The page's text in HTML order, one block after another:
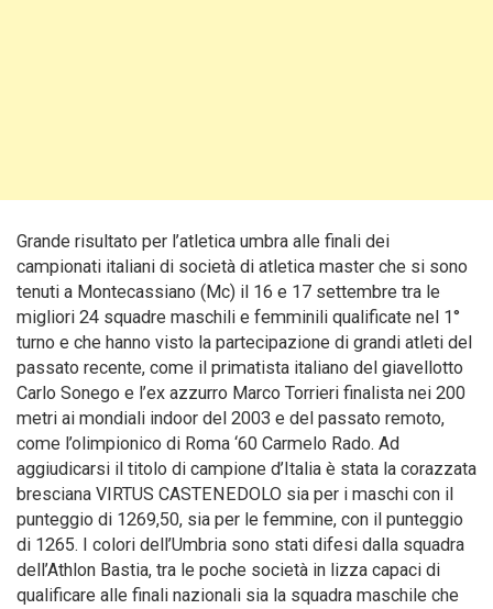
Grande risultato per l’atletica umbra alle finali dei
campionati italiani di società di atletica master che si sono
tenuti a Montecassiano (Mc) il 16 e 17 settembre tra le
migliori 24 squadre maschili e femminili qualificate nel 1°
turno e che hanno visto la partecipazione di grandi atleti del
passato recente, come il primatista italiano del giavellotto
Carlo Sonego e l’ex azzurro Marco Torrieri finalista nei 200
metri ai mondiali indoor del 2003 e del passato remoto,
come l’olimpionico di Roma ‘60 Carmelo Rado. Ad
aggiudicarsi il titolo di campione d’Italia è stata la corazzata
bresciana VIRTUS CASTENEDOLO sia per i maschi con il
punteggio di 1269,50, sia per le femmine, con il punteggio
di 1265. I colori dell’Umbria sono stati difesi dalla squadra
dell’Athlon Bastia, tra le poche società in lizza capaci di
qualificare alle finali nazionali sia la squadra maschile che